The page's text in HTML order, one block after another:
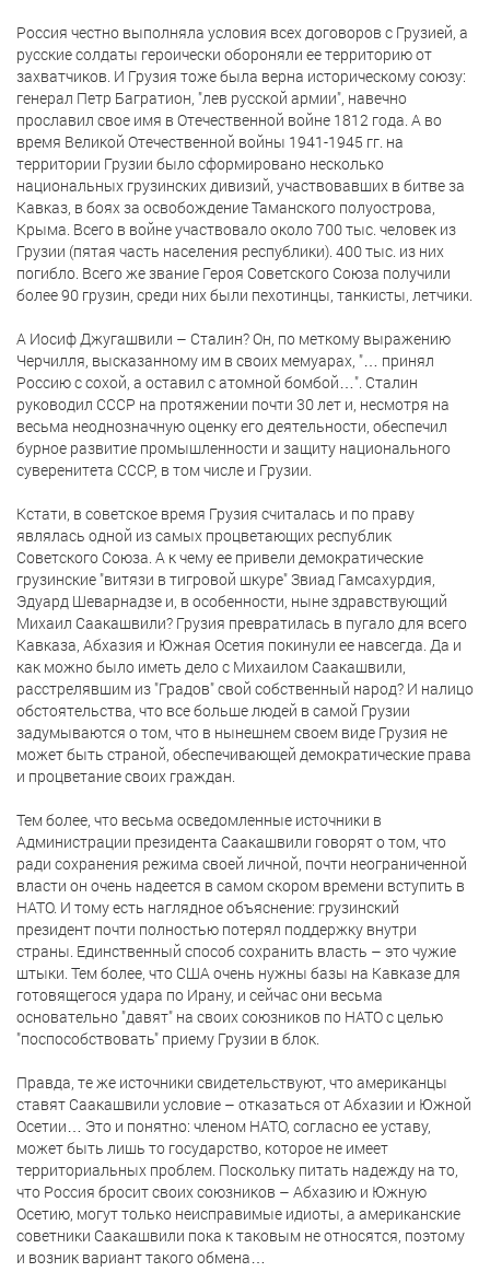
Россия честно выполняла условия всех договоров с Грузией, а
русские солдаты героически обороняли ее территорию от
захватчиков. И Грузия тоже была верна историческому союзу:
генерал Петр Багратион, "лев русской армии", навечно
прославил свое имя в Отечественной войне 1812 года. А во
время Великой Отечественной войны 1941-1945 гг. на
территории Грузии было сформировано несколько
национальных грузинских дивизий, участвовавших в битве за
Кавказ, в боях за освобождение Таманского полуострова,
Крыма. Всего в войне участвовало около 700 тыс. человек из
Грузии (пятая часть населения республики). 400 тыс. из них
погибло. Всего же звание Героя Советского Союза получили
более 90 грузин, среди них были пехотинцы, танкисты, летчики.
А Иосиф Джугашвили – Сталин? Он, по меткому выражению
Черчилля, высказанному им в своих мемуарах, "… принял
Россию с сохой, а оставил с атомной бомбой…". Сталин
руководил СССР на протяжении почти 30 лет и, несмотря на
весьма неоднозначную оценку его деятельности, обеспечил
бурное развитие промышленности и защиту национального
суверенитета СССР, в том числе и Грузии.
Кстати, в советское время Грузия считалась и по праву
являлась одной из самых процветающих республик
Советского Союза. А к чему ее привели демократические
грузинские "витязи в тигровой шкуре" Звиад Гамсахурдия,
Эдуард Шеварнадзе и, в особенности, ныне здравствующий
Михаил Саакашвили? Грузия превратилась в пугало для всего
Кавказа, Абхазия и Южная Осетия покинули ее навсегда. Да и
как можно было иметь дело с Михаилом Саакашвили,
расстрелявшим из "Градов" свой собственный народ? И налицо
обстоятельства, что все больше людей в самой Грузии
задумываются о том, что в нынешнем своем виде Грузия не
может быть страной, обеспечивающей демократические права
и процветание своих граждан.
Тем более, что весьма осведомленные источники в
Администрации президента Саакашвили говорят о том, что
ради сохранения режима своей личной, почти неограниченной
власти он очень надеется в самом скором времени вступить в
НАТО. И тому есть наглядное объяснение: грузинский
президент почти полностью потерял поддержку внутри
страны. Единственный способ сохранить власть – это чужие
штыки. Тем более, что США очень нужны базы на Кавказе для
готовящегося удара по Ирану, и сейчас они весьма
основательно "давят" на своих союзников по НАТО с целью
"поспособствовать" приему Грузии в блок.
Правда, те же источники свидетельствуют, что американцы
ставят Саакашвили условие – отказаться от Абхазии и Южной
Осетии… Это и понятно: членом НАТО, согласно ее уставу,
может быть лишь то государство, которое не имеет
территориальных проблем. Поскольку питать надежду на то,
что Россия бросит своих союзников – Абхазию и Южную
Осетию, могут только неисправимые идиоты, а американские
советники Саакашвили пока к таковым не относятся, поэтому
и возник вариант такого обмена…